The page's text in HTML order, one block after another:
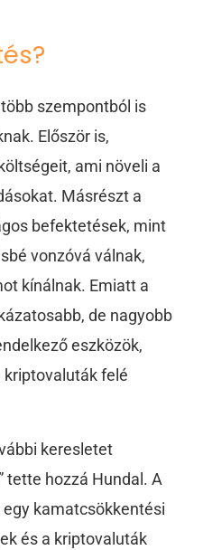
szempontból is
Először is,
ami növeli a
Másrészt a
befektetések, mint
vonzóvá válnak,
kínálnak. Emiatt a
de nagyobb
eszközök,
kriptovaluták felé
keresletet
tette hozzá Hundal. A
kamatcsökkentési
és a kriptovaluták